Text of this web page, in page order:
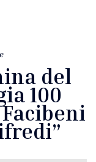
del
100